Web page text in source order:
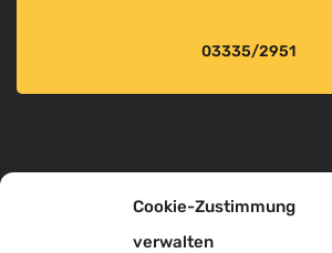
Cookie-Zustimmung
verwalten
03335/2951